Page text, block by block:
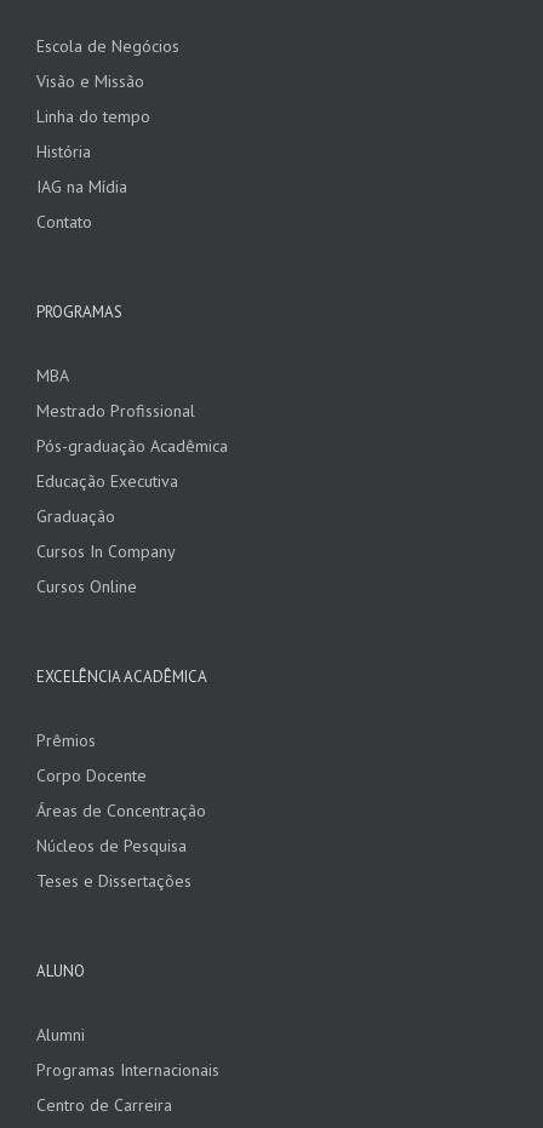
Escola de Negócios
Visão e Missão
Linha do tempo
História
IAG na Mídia
Contato
PROGRAMAS
MBA
Mestrado Profissional
Pós-graduação Acadêmica
Educação Executiva
Graduação
Cursos In Company
Cursos Online
EXCELÊNCIA ACADÊMICA
Prêmios
Corpo Docente
Áreas de Concentração
Núcleos de Pesquisa
Teses e Dissertações
ALUNO
Alumni
Programas Internacionais
Centro de Carreira